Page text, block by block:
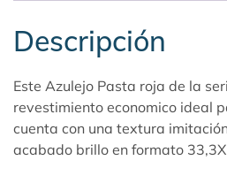
Descripción
Este Azulejo Pasta roja de la
revestimiento economico ideal
cuenta con una textura
acabado brillo en formato